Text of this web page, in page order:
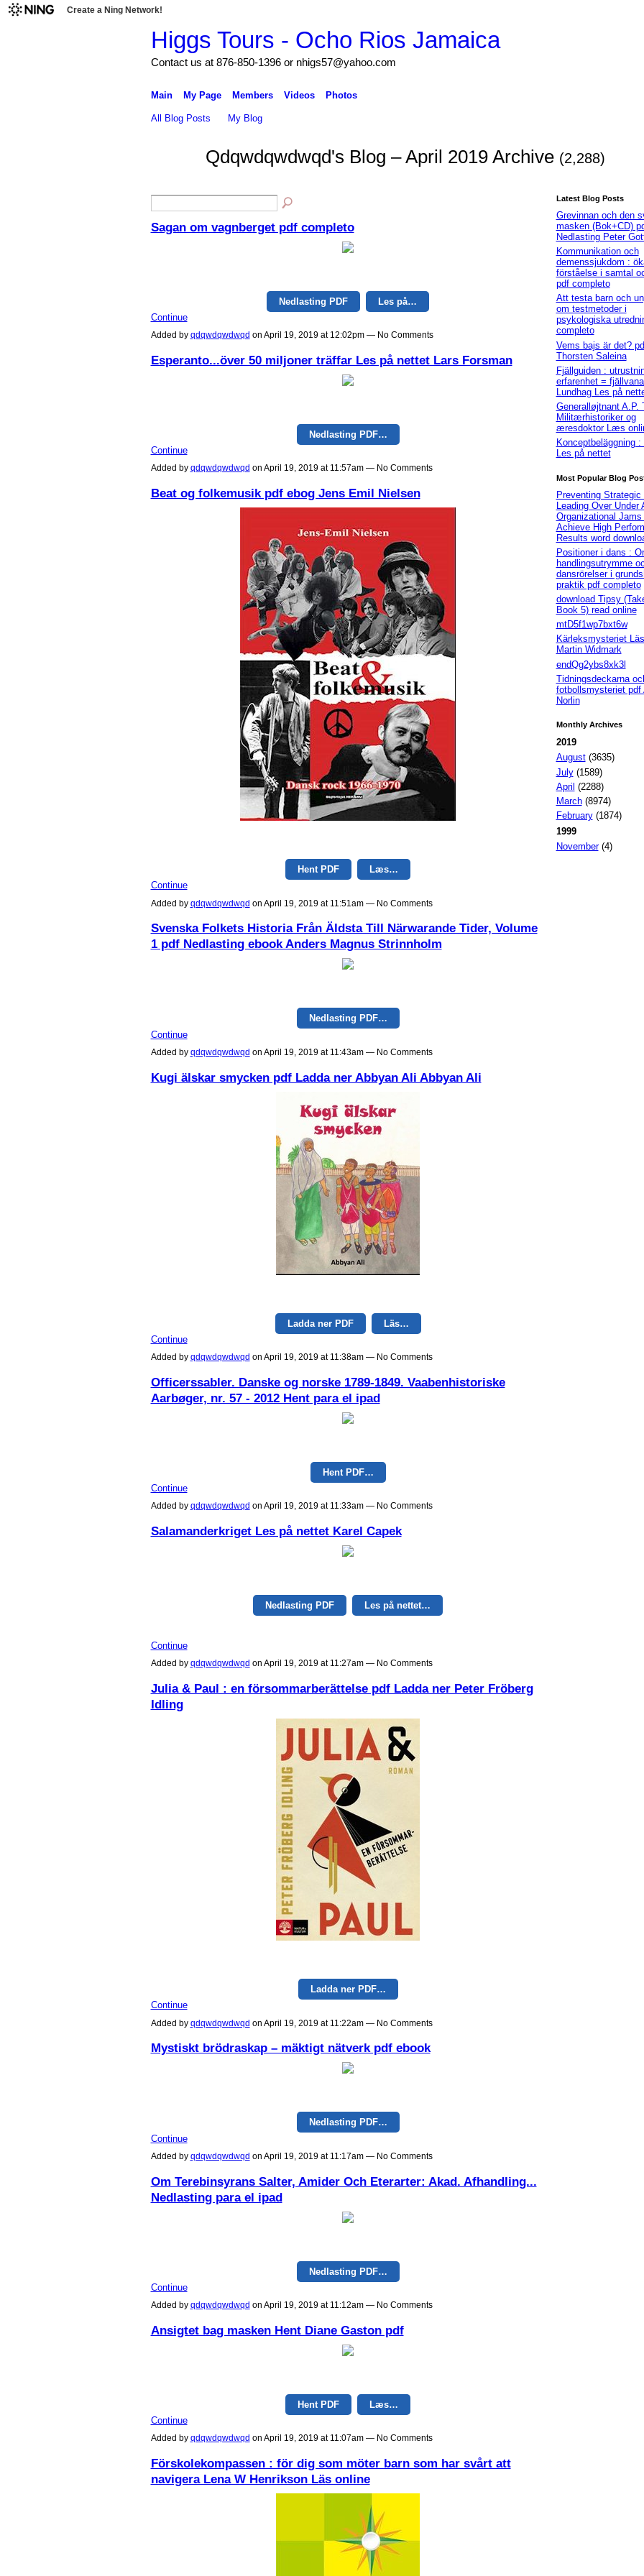
Create a Ning Network!
Higgs Tours - Ocho Rios Jamaica
Contact us at 876-850-1396 or nhigs57@yahoo.com
Main My Page Members Videos Photos
All Blog Posts My Blog
Qdqwdqwdwqd's Blog – April 2019 Archive (2,288)
Sagan om vagnberget pdf completo
Nedlasting PDF
Les på…
Continue
Added by qdqwdqwdwqd on April 19, 2019 at 12:02pm — No Comments
Esperanto...över 50 miljoner träffar Les på nettet Lars Forsman
Nedlasting PDF…
Continue
Added by qdqwdqwdwqd on April 19, 2019 at 11:57am — No Comments
Beat og folkemusik pdf ebog Jens Emil Nielsen
Hent PDF
Læs…
Continue
Added by qdqwdqwdwqd on April 19, 2019 at 11:51am — No Comments
Svenska Folkets Historia Från Äldsta Till Närwarande Tider, Volume
1 pdf Nedlasting ebook Anders Magnus Strinnholm
Nedlasting PDF…
Continue
Added by qdqwdqwdwqd on April 19, 2019 at 11:43am — No Comments
Kugi älskar smycken pdf Ladda ner Abbyan Ali Abbyan Ali
Ladda ner PDF
Läs…
Continue
Added by qdqwdqwdwqd on April 19, 2019 at 11:38am — No Comments
Officerssabler. Danske og norske 1789-1849. Vaabenhistoriske
Aarbøger, nr. 57 - 2012 Hent para el ipad
Hent PDF…
Continue
Added by qdqwdqwdwqd on April 19, 2019 at 11:33am — No Comments
Salamanderkriget Les på nettet Karel Capek
Nedlasting PDF Les på nettet…
Continue
Added by qdqwdqwdwqd on April 19, 2019 at 11:27am — No Comments
Julia & Paul : en försommarberättelse pdf Ladda ner Peter Fröberg
Idling
Ladda ner PDF…
Continue
Added by qdqwdqwdwqd on April 19, 2019 at 11:22am — No Comments
Mystiskt brödraskap – mäktigt nätverk pdf ebook
Nedlasting PDF…
Continue
Added by qdqwdqwdwqd on April 19, 2019 at 11:17am — No Comments
Om Terebinsyrans Salter, Amider Och Eterarter: Akad. Afhandling...
Nedlasting para el ipad
Nedlasting PDF…
Continue
Added by qdqwdqwdwqd on April 19, 2019 at 11:12am — No Comments
Ansigtet bag masken Hent Diane Gaston pdf
Hent PDF
Læs…
Continue
Added by qdqwdqwdwqd on April 19, 2019 at 11:07am — No Comments
Förskolekompassen : för dig som möter barn som har svårt att
navigera Lena W Henrikson Läs online
Latest Blog Posts
Grevinnan och den
masken (Bok+CD)
Nedlasting Peter
Kommunikation och
demenssjukdom :
förståelse i samtal
pdf completo
Att testa barn och
om testmetoder i
psykologiska
completo
Vems bajs är det?
Thorsten Saleina
Fjällguiden :
erfarenhet =
Lundhag Les på
Generalløjtnant A.P.
Militærhistoriker og
æresdoktor Læs
Konceptbeläggning
Les på nettet
Most Popular Blog
Preventing Strategic
Leading Over Under
Organizational Jams
Achieve High
Results word
Positioner i dans :
handlingsutrymme
dansrörelser i
praktik pdf completo
download Tipsy
Book 5) read online
mtD5f1wp7bxt6w
Kärleksmysteriet
Martin Widmark
endQg2ybs8xk3l
Tidningsdeckarna
fotbollsmysteriet pdf
Norlin
Monthly Archives
2019
August(3635)
July(1589)
April (2288)
March(8974)
February(1874)
1999
November(4)